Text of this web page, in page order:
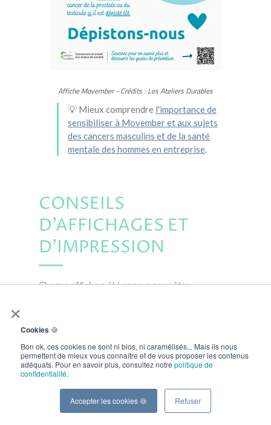
×
Cookies 🍪
Bon ok, ces cookies ne sont ni bios, ni caramélisés... Mais ils nous
permettent de mieux vous connaître et de vous proposer les contenus
adéquats. Pour en savoir plus, consultez notre politique de
confidentialité.
Accepter les cookies 🍪 Refuser
Affiche Movember - Crédits : Les Ateliers Durables
💡 Mieux comprendre l'importance de
sensibiliser à Movember et aux sujets
des cancers masculins et de la santé
mentale des hommes en entreprise.
CONSEILS
D'AFFICHAGES ET
D'IMPRESSION
Chaque affiche a été conçue pour être
qualité, prêtes à être imprimées au format A3 ou
Faites le choix d’une prévention concrète et
positive.
sûr, sain et inclusif commence aussi… par une
affiche bien placée.